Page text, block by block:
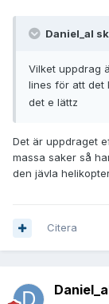
Daniel_al
Vilket uppdrag
lines för att det
det e lättz
Det är uppdraget
massa saker så
den jävla
Citera